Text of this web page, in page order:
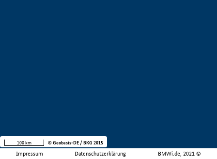
Impressum Datenschutzerklärung BMWi.de, 2021 ©
100 km © Geobasis-DE / BKG 2015